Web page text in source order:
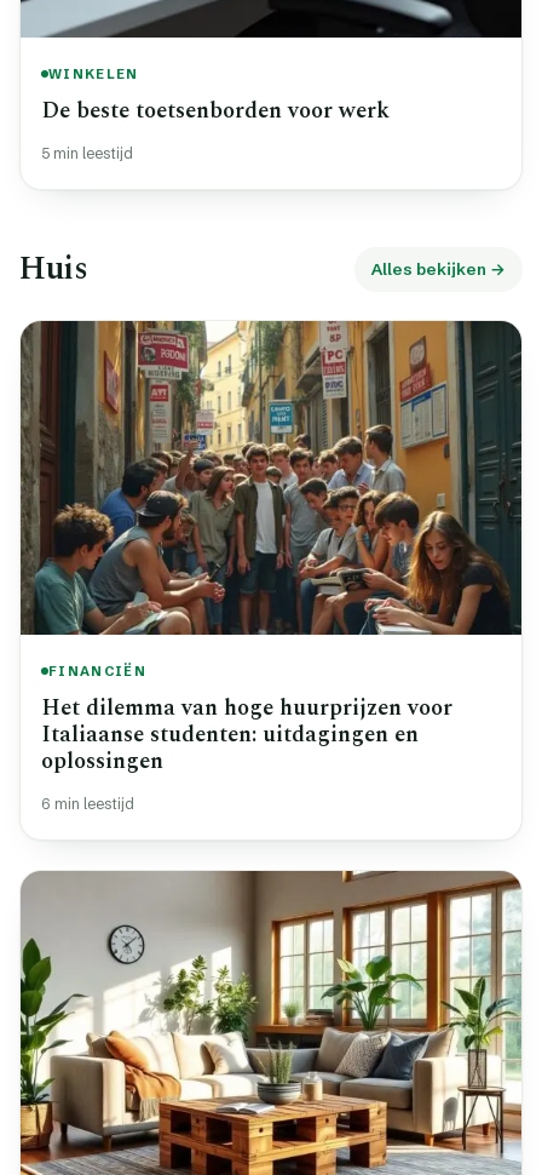
WINKELEN
De beste toetsenborden voor werk
5 min leestijd
Huis Alles bekijken →
FINANCIËN
Het dilemma van hoge huurprijzen voor
Italiaanse studenten: uitdagingen en
oplossingen
6 min leestijd